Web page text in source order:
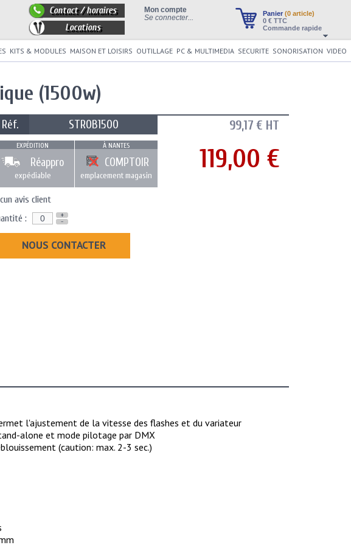
Panier (0 article)
0 € TTC
Commande rapide
Mon compte
Se connecter...
Contact / horaires
Locations
KITS & MODULES MAISON ET LOISIRS OUTILLAGE PC & MULTIMEDIA SECURITE SONORISATION VIDEO
(1500w)
Réf. STROB1500
EXPÉDITION
Réappro
expédiable
À NANTES
COMPTOIR
emplacement magasin
99,17 € HT
119,00 €
avis client
:
+
-
NOUS CONTACTER
l'ajustement de la vitesse des flashes et du variateur
alone et mode pilotage par DMX
(caution: max. 2-3 sec.)